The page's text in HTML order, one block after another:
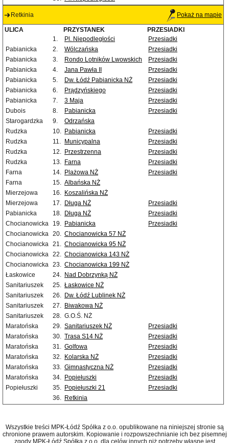
Retkinia Pokaż na mapie
ULICA PRZYSTANEK
PRZESIADKI
1.
Pl. Niepodległości
Przesiadki
Pabianicka
2. Wólczańska
Przesiadki
Pabianicka
3. Rondo Lotników Lwowskich
Przesiadki
Pabianicka
4. Jana Pawła II
Przesiadki
Pabianicka
5. Dw. Łódź Pabianicka NŻ
Przesiadki
Pabianicka
6. Prądzyńskiego
Przesiadki
Pabianicka
7. 3 Maja
Przesiadki
Dubois
8. Pabianicka
Przesiadki
Starogardzka
9.
Odrzańska
Rudzka
10. Pabianicka
Przesiadki
Rudzka
11. Municypalna
Przesiadki
Rudzka
12. Przestrzenna
Przesiadki
Rudzka
13. Farna
Przesiadki
Farna
14. Plażowa NŻ
Przesiadki
Farna
15. Albańska NŻ
Mierzejowa
16. Koszalińska NŻ
Mierzejowa
17. Długa NŻ
Przesiadki
Pabianicka
18. Długa NŻ
Przesiadki
Chocianowicka
19. Pabianicka
Przesiadki
Chocianowicka 20. Chocianowicka 57 NŻ
Chocianowicka 21. Chocianowicka 95 NŻ
Chocianowicka 22. Chocianowicka 143 NŻ
Chocianowicka 23. Chocianowicka 199 NŻ
Łaskowice
24. Nad Dobrzynką NŻ
Sanitariuszek
25. Łaskowice NŻ
Sanitariuszek
26. Dw. Łódź Lublinek NŻ
Sanitariuszek
27. Biwakowa NŻ
Sanitariuszek
28. G.O.Ś. NŻ
Maratońska
29. Sanitariuszek NŻ
Przesiadki
Maratońska
30. Trasa S14 NŻ
Przesiadki
Maratońska
31. Golfowa
Przesiadki
Maratońska
32. Kolarska NŻ
Przesiadki
Maratońska
33. Gimnastyczna NŻ
Przesiadki
Maratońska
34. Popiełuszki
Przesiadki
Popiełuszki
35. Popiełuszki 21
Przesiadki
36. Retkinia
Wszystkie treści MPK-Łódź Spółka z o.o. opublikowane na niniejszej stronie są
chronione prawem autorskim. Kopiowanie i rozpowszechnianie ich bez pisemnej
zgody MPK-Łódź Spółka z o.o. dla celów innych niż potrzeby własne jest